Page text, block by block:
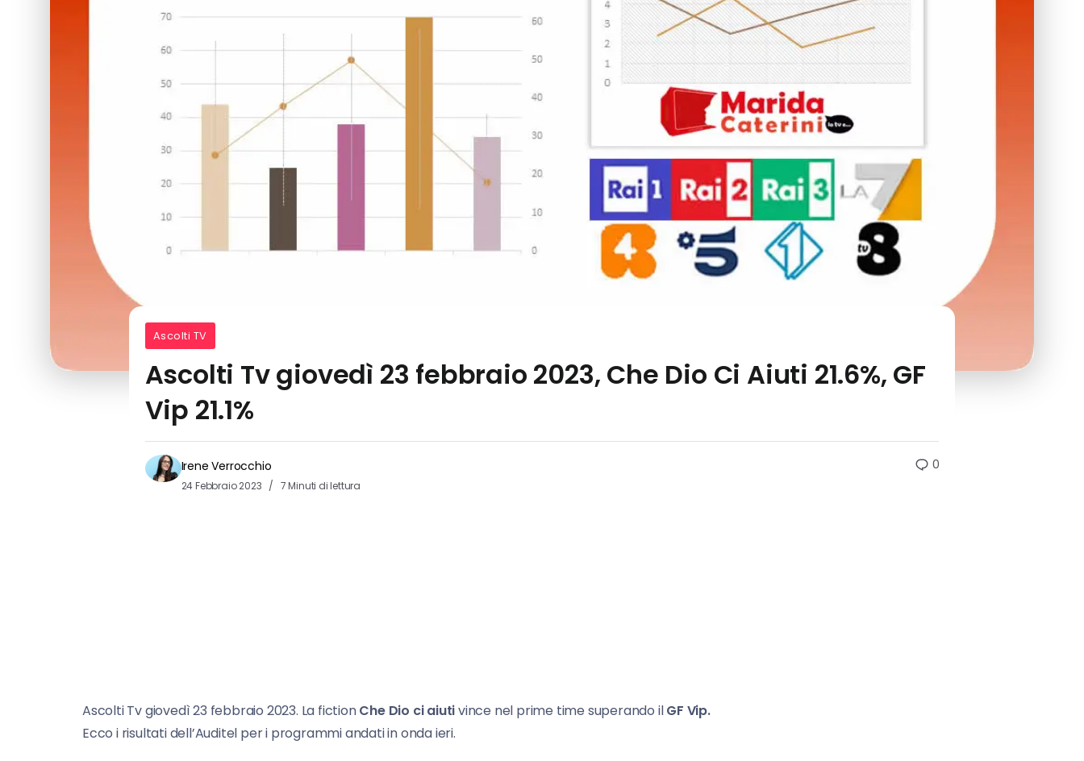
Ascolti TV
Ascolti Tv giovedì 23 febbraio 2023, Che Dio Ci Aiuti 21.6%, GF
Vip 21.1%
Irene Verrocchio
24 Febbraio 2023 7 Minuti di lettura
0
Ascolti Tv giovedì 23 febbraio 2023. La fictionChe Dio ci aiutivince nel prime time superando ilGF Vip.
Ecco i risultati dell’Auditel per i programmi andati in onda ieri.